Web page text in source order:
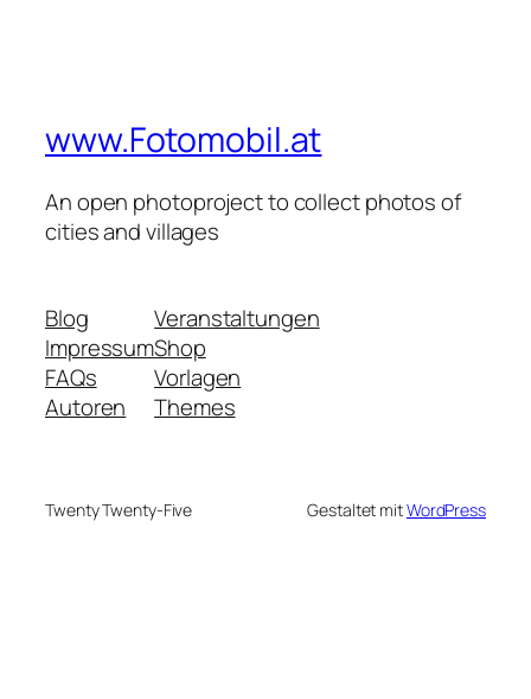
www.Fotomobil.at
An open photoproject to collect photos of
cities and villages
Blog
Impressum
FAQs
Autoren
Veranstaltungen
Shop
Vorlagen
Themes
Twenty Twenty-Five Gestaltet mitWordPress